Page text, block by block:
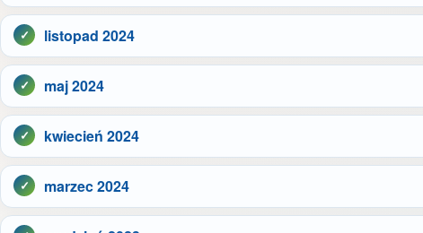
listopad 2024
maj 2024
kwiecień 2024
marzec 2024